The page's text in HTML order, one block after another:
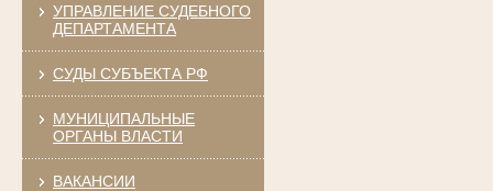
УПРАВЛЕНИЕ СУДЕБНОГО
ДЕПАРТАМЕНТА
СУДЫ СУБЪЕКТА РФ
МУНИЦИПАЛЬНЫЕ
ОРГАНЫ ВЛАСТИ
ВАКАНСИИ